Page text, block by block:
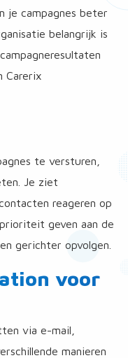
je campagnes beter
belangrijk is
Carerix
te versturen,
Je ziet
reageren op
geven aan de
gerichter opvolgen.
voor
via e-mail,
manieren